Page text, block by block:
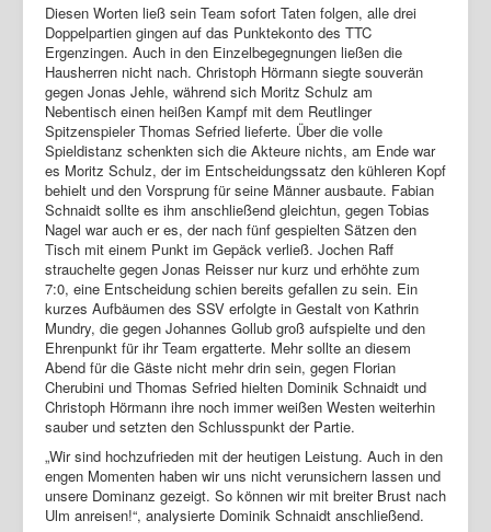
Diesen Worten ließ sein Team sofort Taten folgen, alle drei
Doppelpartien gingen auf das Punktekonto des TTC
Ergenzingen. Auch in den Einzelbegegnungen ließen die
Hausherren nicht nach. Christoph Hörmann siegte souverän
gegen Jonas Jehle, während sich Moritz Schulz am
Nebentisch einen heißen Kampf mit dem Reutlinger
Spitzenspieler Thomas Sefried lieferte. Über die volle
Spieldistanz schenkten sich die Akteure nichts, am Ende war
es Moritz Schulz, der im Entscheidungssatz den kühleren Kopf
behielt und den Vorsprung für seine Männer ausbaute. Fabian
Schnaidt sollte es ihm anschließend gleichtun, gegen Tobias
Nagel war auch er es, der nach fünf gespielten Sätzen den
Tisch mit einem Punkt im Gepäck verließ. Jochen Raff
strauchelte gegen Jonas Reisser nur kurz und erhöhte zum
7:0, eine Entscheidung schien bereits gefallen zu sein. Ein
kurzes Aufbäumen des SSV erfolgte in Gestalt von Kathrin
Mundry, die gegen Johannes Gollub groß aufspielte und den
Ehrenpunkt für ihr Team ergatterte. Mehr sollte an diesem
Abend für die Gäste nicht mehr drin sein, gegen Florian
Cherubini und Thomas Sefried hielten Dominik Schnaidt und
Christoph Hörmann ihre noch immer weißen Westen weiterhin
sauber und setzten den Schlusspunkt der Partie.
„Wir sind hochzufrieden mit der heutigen Leistung. Auch in den
engen Momenten haben wir uns nicht verunsichern lassen und
unsere Dominanz gezeigt. So können wir mit breiter Brust nach
Ulm anreisen!“, analysierte Dominik Schnaidt anschließend.